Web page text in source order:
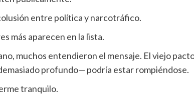
entre política y narcotráfico.
más aparecen en la lista.
muchos entendieron el mensaje. El viejo
profundo— podría estar rompiéndose.
tranquilo.